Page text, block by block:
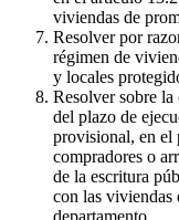
viviendas de
Resolver por
régimen de
y locales
Resolver sobre
del plazo de
provisional, en el
compradores o
de la escritura
con las viviendas
departamento.